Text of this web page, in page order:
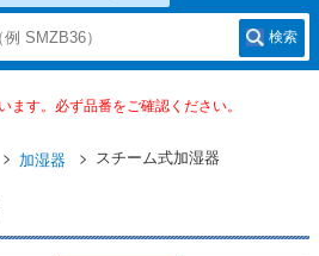
検索
す。必ず品番をご確認ください。
加湿器 スチーム式加湿器